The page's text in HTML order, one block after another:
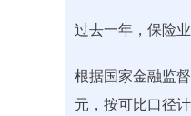
过去一年，保险
根据国家金融监
元，按可比口径